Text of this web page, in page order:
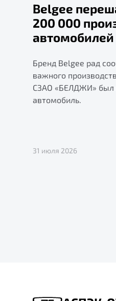
Belgee
200 000
автомобилей
Бренд Belgee рад
важного
СЗАО «БЕЛДЖИ» был
автомобиль.
31 июля 2026